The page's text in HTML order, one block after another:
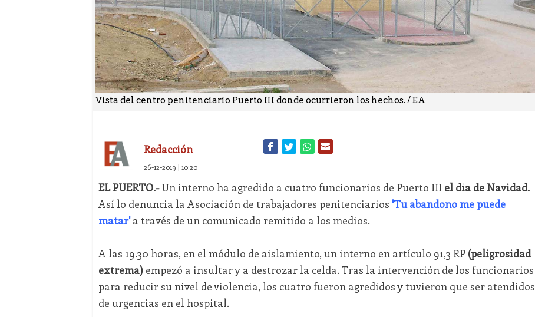
Vista del centro penitenciario Puerto III donde ocurrieron los hechos. / EA
Redacción
26-12-2019 | 10:20
EL PUERTO.-Un interno ha agredido a cuatro funcionarios de Puerto III el día de Navidad.
Así lo denuncia la Asociación de trabajadores penitenciarios 'Tu abandono me puede
matar'a través de un comunicado remitido a los medios.
A las 19.30 horas, en el módulo de aislamiento, un interno en artículo 91,3 RP (peligrosidad
extrema)empezó a insultar y a destrozar la celda. Tras la intervención de los funcionarios
para reducir su nivel de violencia, los cuatro fueron agredidos y tuvieron que ser atendidos
de urgencias en el hospital.